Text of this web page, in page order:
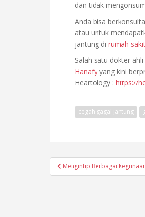
dan tidak
Anda bisa
atau untuk
jantung di rumah
Salah satu dokter
Hanafy yang kini
Heartology : https://
cegah gagal jantung
Post
navigation
Mengintip Berbagai